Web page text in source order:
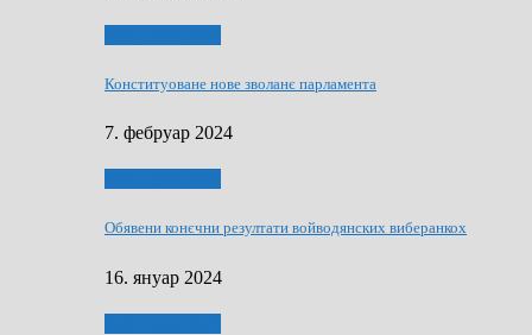
Конституоване нове зволанє парламентa
7. фебруар 2024
Обявени конєчни резултати войводянских виберанкох
16. януар 2024